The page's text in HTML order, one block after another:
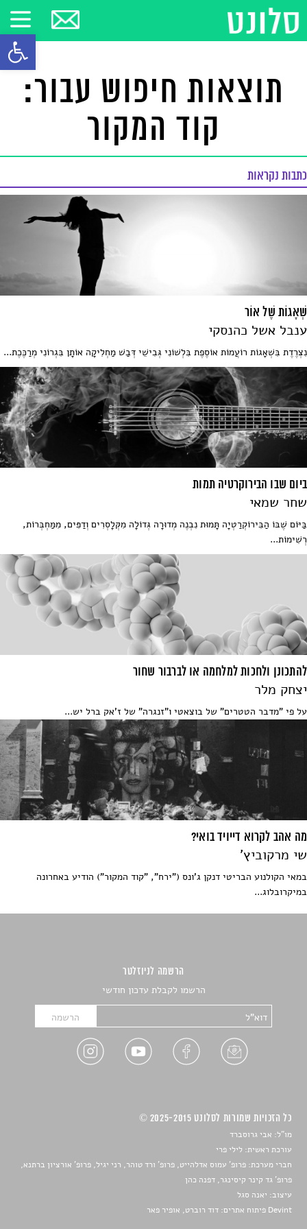
פתח
תוצאות חיפוש עבור:
קוד המקור
כתבות נקראות
שְׁאָגוֹת שֶׁל אוֹר
ענבל אשל כהנסקי
נִצְרֶדֶת בִּשְׁאָגוֹת רוֹעֲמוֹת אוֹסֶפֶת בִּלְשׁוֹנִי גְּבִישֵׁי דְּבַשׁ מַחְלִיקָה אוֹתָן בִּגְרוֹנִי מְרַכֶּכֶת...
ביום שבו הבירוקרטיה תמות
שחר שמאי
בַּיּוֹם שֶׁבּוֹ הַבִּירוֹקְרַטְיָה תָּמוּת נִבְנֶה מְדוּרָה גְּדוֹלָה מִקְּלָסְרִים וְדַפִּים, מִמַּחְבְּרוֹת,
רְשִׁימוֹת...
להתכונן ולחכות למלחמה או לברבור שחור
יצחק מלר
על פי "מדבר הטטרים" של בוצאטי ו"זנגרה" של ז'אק ברל יש...
מה אהב לקרוא דייויד בואי?
שי מרקוביץ'
במאי הקולנוע הבריטי דנקן ג'ונס ("ירח", "קוד המקור") הודיע באחרונה
במיקרובלוג...
הרשמה לניוזלטר
הרשמו לקבלת עדכון חודשי
כל הזכויות שמורות לסלונט 2025-2015 ©
מו"ל: אבי גרוסברד
עורכת ראשית: לילי פרי
חברי מערכת: פרופ' עמוס אדלהייט, פרופ' ורד טוהר, רני יגיל, פרופ' אורציון ברתנא,
פרופ' גד קינר קיסינגר, דפנה כהן
עיצוב: יאנה סגל
Devint פיתוח אתרים: דוד רוברט, אופיר פאר